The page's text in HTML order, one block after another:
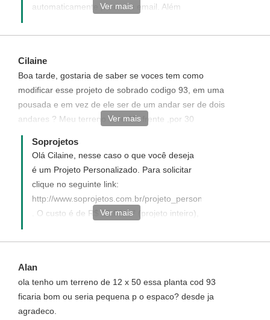
automaticamente para seu email. Além
projeto elétrico, hidrosanitário, doc. da
quantitativo de materiais, veja no Menu
Opcionais ao lado da descrição do projeto.
Ver mais
Cilaine
Boa tarde, gostaria de saber se voces tem como
modificar esse projeto de sobrado codigo 93, em uma
pousada e em vez de ele ser de um andar ser de dois
andares ? Meu terreno é de 15, frente ,por 30
comprimento.Obrigada
Ver mais
Soprojetos
Olá Cilaine, nesse caso o que você deseja
é um Projeto Personalizado. Para solicitar
clique no seguinte link:
http://www.soprojetos.com.br/projeto_personalizado.php
. O custo é de R$ 15,00/m² (projeto inteiro),
1000,00 na solicitação do projeto e a
projeto inicial (planta baixa mobiliada) que
será o valor restante necessário para
pagamento (R$ 15,00 / m² com o desconto
da primeira parcela). A área a ser
Ver mais
Alan
ola tenho um terreno de 12 x 50 essa planta cod 93
ficaria bom ou seria pequena p o espaco? desde ja
agradeco.